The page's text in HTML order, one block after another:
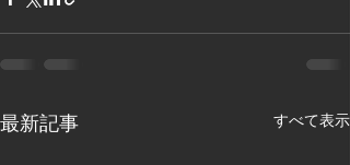
最新記事 すべて表示